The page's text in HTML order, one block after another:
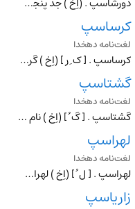
کرساسپ
لغت‌نامه دهخدا
کرساسپ . [ ک ِ رِ ] (اِخ ) گرشاسب . دارنده ٔ اسب لاغر. (از فرهنگ ایران باستان ص 227). گرشاسپ . و رجوع به گرشاسپ شود.
گشتاسپ
لغت‌نامه دهخدا
گشتاسپ . [ گ ُ ] (اِخ ) نام پادشاهی که پدر اسفندیار روئین تن بود. (آنندراج ) (غیاث ). نام پنجم پادشاه کیانی که شت زردشت در زمان سلطنت وی مبعوث گردید. (ناظم الاط
لهراسپ
لغت‌نامه دهخدا
لهراسپ . [ ل ُ ] (اِخ ) لهراسب . رجوع به لهراسب پادشاه کیانی شود.
زاریاسپ